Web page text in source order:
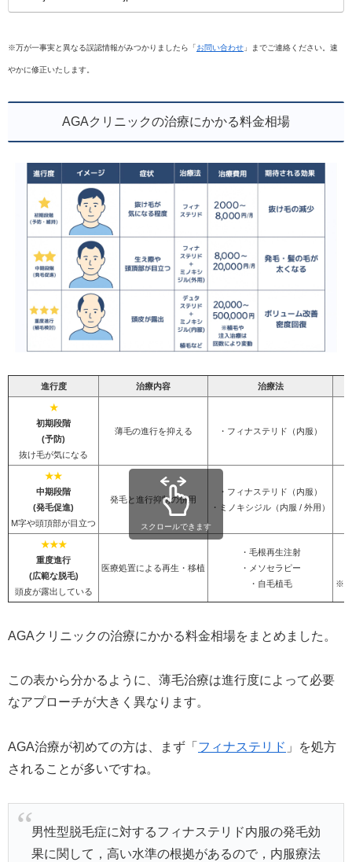
※万が一事実と異なる誤認情報がみつかりましたら「お問い合わせ 」までご連絡ください。速
やかに修正いたします。
AGAクリニックの治療にかかる料金相場
進行度 治療内容 治療法
★
初期段階
(予防)
抜け毛が気になる
薄毛の進行を抑える
・フィナステリド（内服）
★★
中期段階
(発毛促進)
M字や頭頂部が目立つ
発毛と進行抑制の併用
・フィナステリド（内服）
・ミノキシジル（内服 / 外用）
★★★
重度進行
(広範な脱毛)
頭皮が露出している
医療処置による再生・移植
・毛根再生注射
・メソセラピー
・自毛植毛
※施
スクロールできます
AGAクリニックの治療にかかる料金相場をまとめました。
この表から分かるように、薄毛治療は進行度によって必要
なアプローチが大きく異なります。
AGA治療が初めての方は、まず「 フィナステリド 」を処方
されることが多いですね。
男性型脱毛症に対するフィナステリド内服の発毛効
果に関して，高い水準の根拠があるので，内服療法